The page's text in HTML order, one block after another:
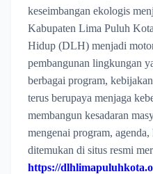
keseimbangan ekologis
Kabupaten Lima Puluh
Hidup (DLH) menjadi
pembangunan lingkungan
berbagai program,
terus berupaya menjaga
membangun kesadaran
mengenai program,
ditemukan di situs resmi
https://